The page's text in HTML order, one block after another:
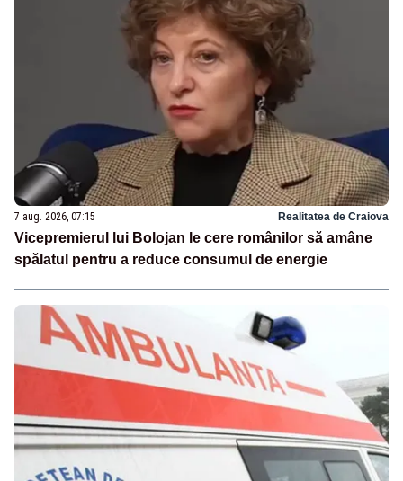
7 aug. 2026, 07:15 Realitatea de Craiova
Vicepremierul lui Bolojan le cere românilor să amâne
spălatul pentru a reduce consumul de energie